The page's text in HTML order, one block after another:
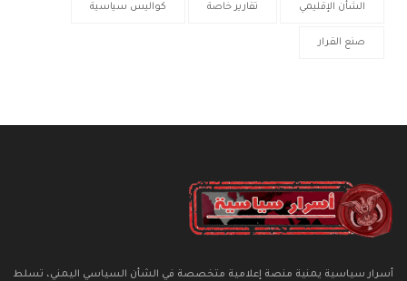
الشأن الإقليمي تقارير خاصة كواليس سياسية
صنع القرار
أسرار سياسية يمنية منصة إعلامية متخصصة في الشأن السياسي اليمني، تسلط